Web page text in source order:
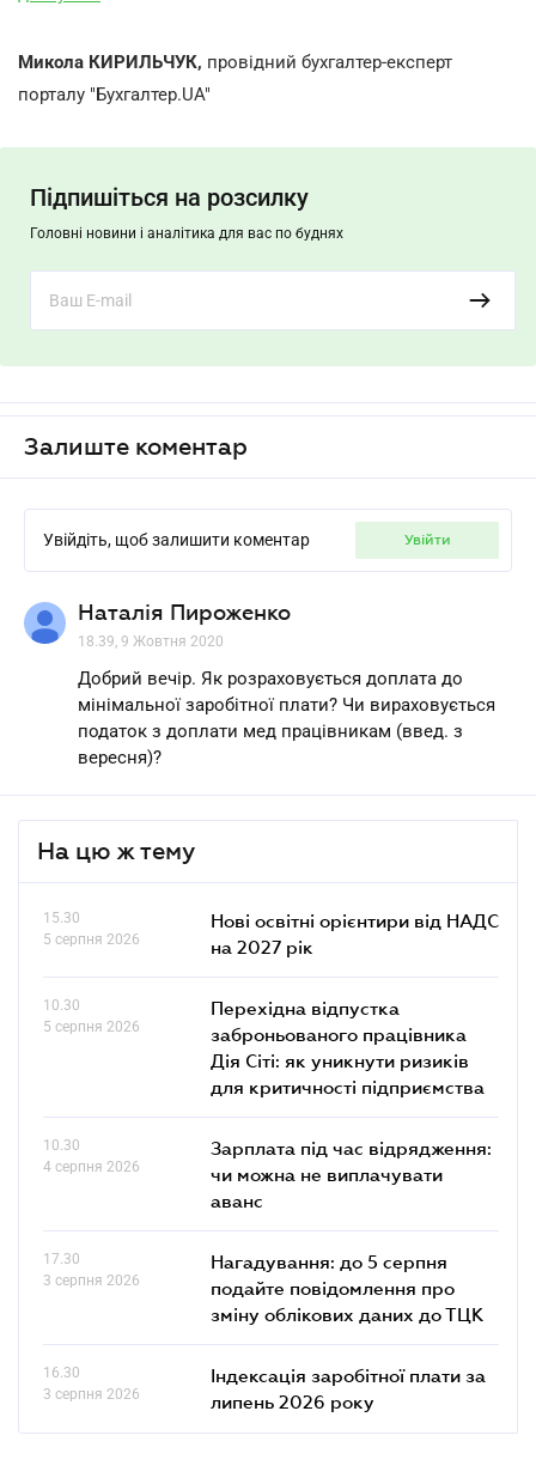
Микола КИРИЛЬЧУК, провідний бухгалтер-експерт
порталу "Бухгалтер.UA"
Підпишіться на розсилку
Головні новини і аналітика для вас по буднях
Залиште коментар
Увійдіть, щоб залишити коментар увійти
Наталія Пироженко
18.39, 9 Жовтня 2020
Добрий вечір. Як розраховується доплата до
мінімальної заробітної плати? Чи вираховується
податок з доплати мед працівникам (введ. з
вересня)?
На цю ж тему
15.30
5 серпня 2026
Нові освітні орієнтири від НАДС
на 2027 рік
10.30
5 серпня 2026
Перехідна відпустка
заброньованого працівника
Дія Сіті: як уникнути ризиків
для критичності підприємства
10.30
4 серпня 2026
Зарплата під час відрядження:
чи можна не виплачувати
аванс
17.30
3 серпня 2026
Нагадування: до 5 серпня
подайте повідомлення про
зміну облікових даних до ТЦК
16.30
3 серпня 2026
Індексація заробітної плати за
липень 2026 року